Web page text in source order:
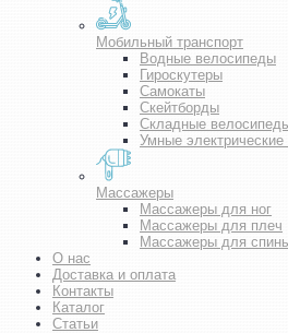
Мобильный транспорт
Водные велосипеды
Гироскутеры
Самокаты
Скейтборды
Складные
Умные
Массажеры
Массажеры для ног
Массажеры для плеч
Массажеры для
О нас
Доставка и оплата
Контакты
Каталог
Статьи